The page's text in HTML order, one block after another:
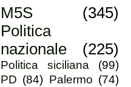
M5S
(345)
Politica
nazionale
(225)
Politica siciliana
(99)
PD (84) Palermo (74)